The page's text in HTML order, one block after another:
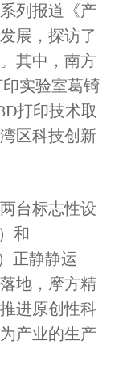
列报道《产
展，探访了
其中，南方
实验室葛锜
打印技术取
区科技创新
台标志性设
和
正静静运
地，摩方精
进原创性科
产业的生产